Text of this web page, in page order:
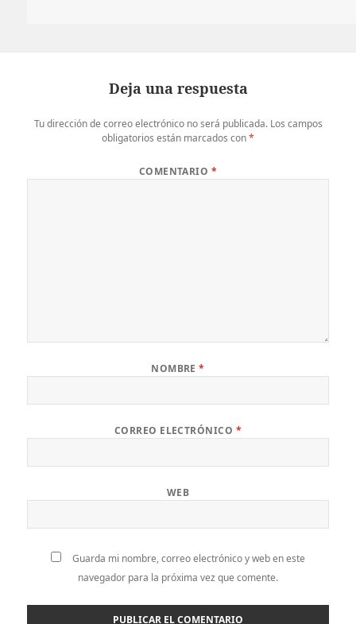
Deja una respuesta
Tu dirección de correo electrónico no será publicada. Los campos
obligatorios están marcados con*
COMENTARIO *
NOMBRE*
CORREO ELECTRÓNICO *
WEB
Guarda mi nombre, correo electrónico y web en este
navegador para la próxima vez que comente.